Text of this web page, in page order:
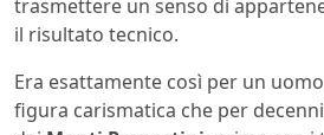
trasmettere un senso di
il risultato tecnico.
Era esattamente così per un
figura carismatica che per